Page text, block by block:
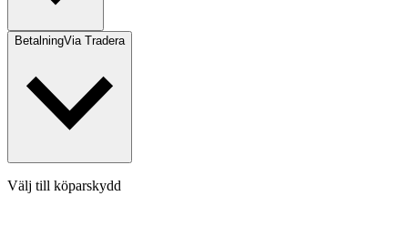
BetalningVia Tradera
Välj till köparskydd